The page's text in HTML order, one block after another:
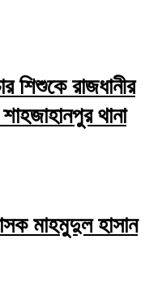
শিশুকে রাজধানীর
থানা
মাহমুদুল হাসান